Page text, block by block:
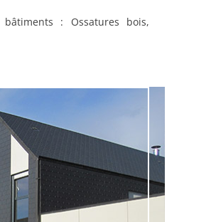
: Ossatures bois,